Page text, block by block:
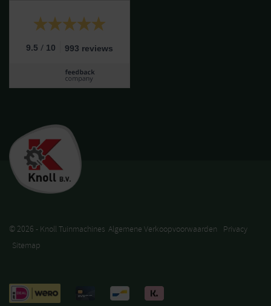
9.5 / 10 993 reviews
© 2026 - Knoll Tuinmachines Algemene Verkoopvoorwaarden
Privacy
Sitemap